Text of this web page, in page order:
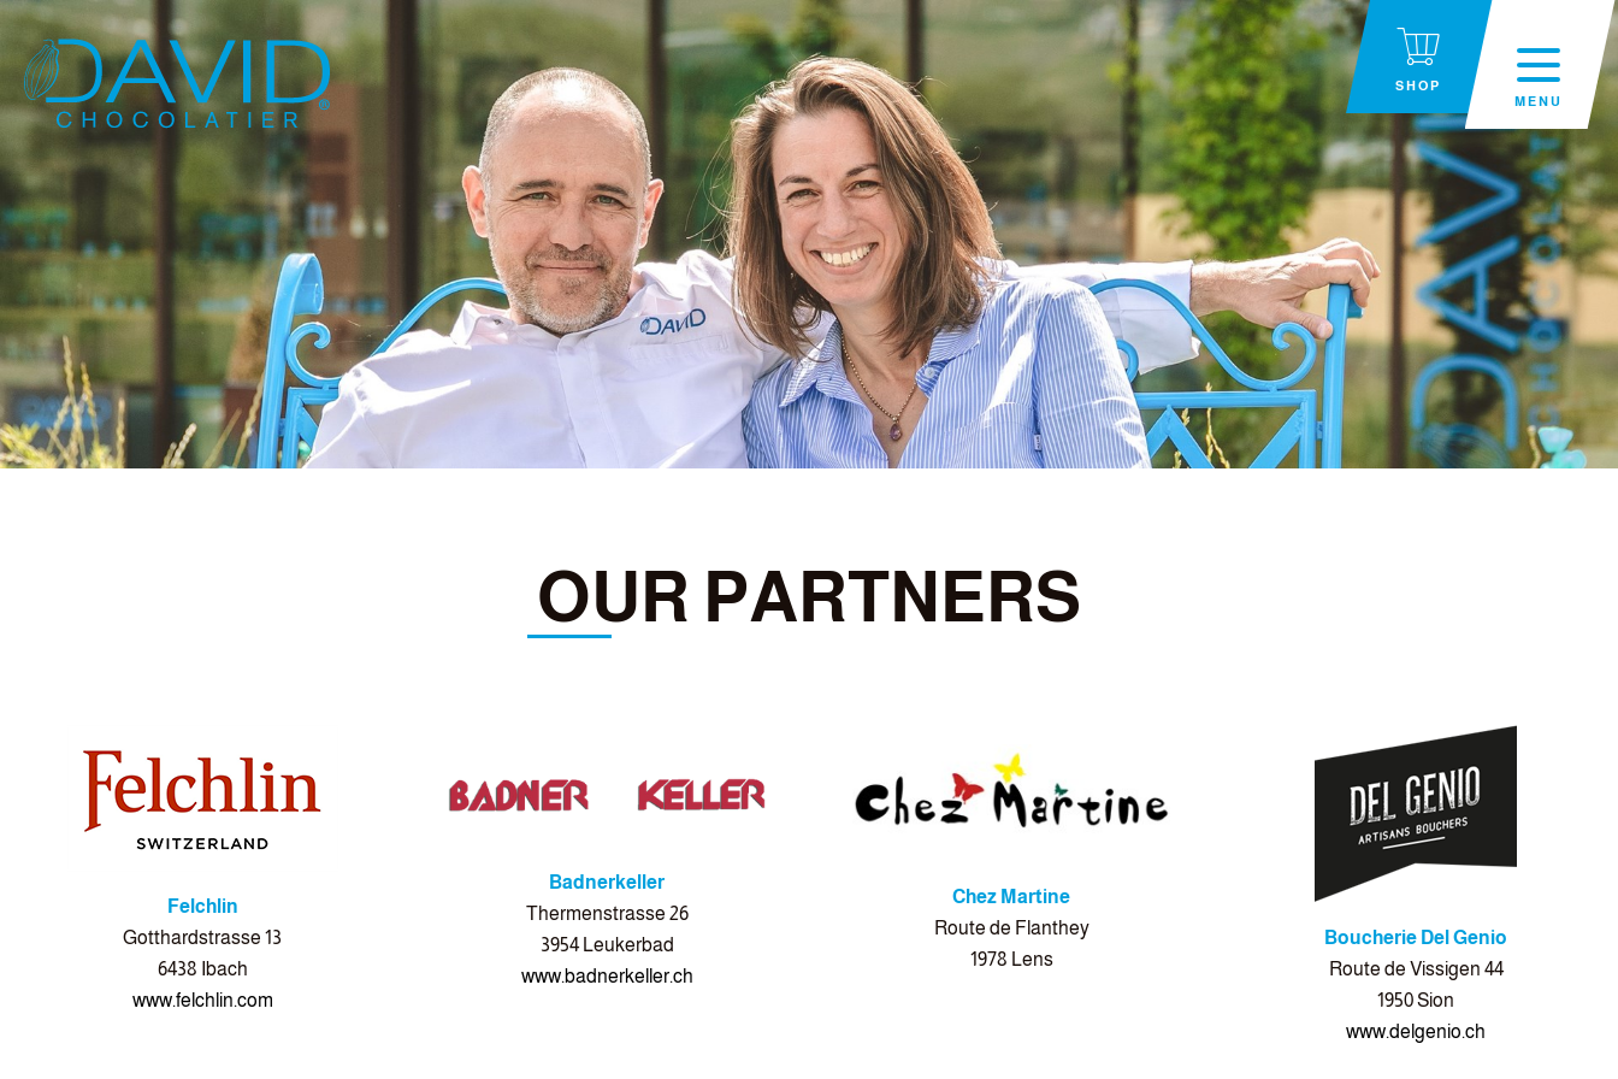
SHOP
MENU
OUR PARTNERS
Felchlin
Gotthardstrasse 13
6438 Ibach
www.felchlin.com
Badnerkeller
Thermenstrasse 26
3954 Leukerbad
www.badnerkeller.ch
Chez Martine
Route de Flanthey
1978 Lens
Boucherie Del Genio
Route de Vissigen 44
1950 Sion
www.delgenio.ch